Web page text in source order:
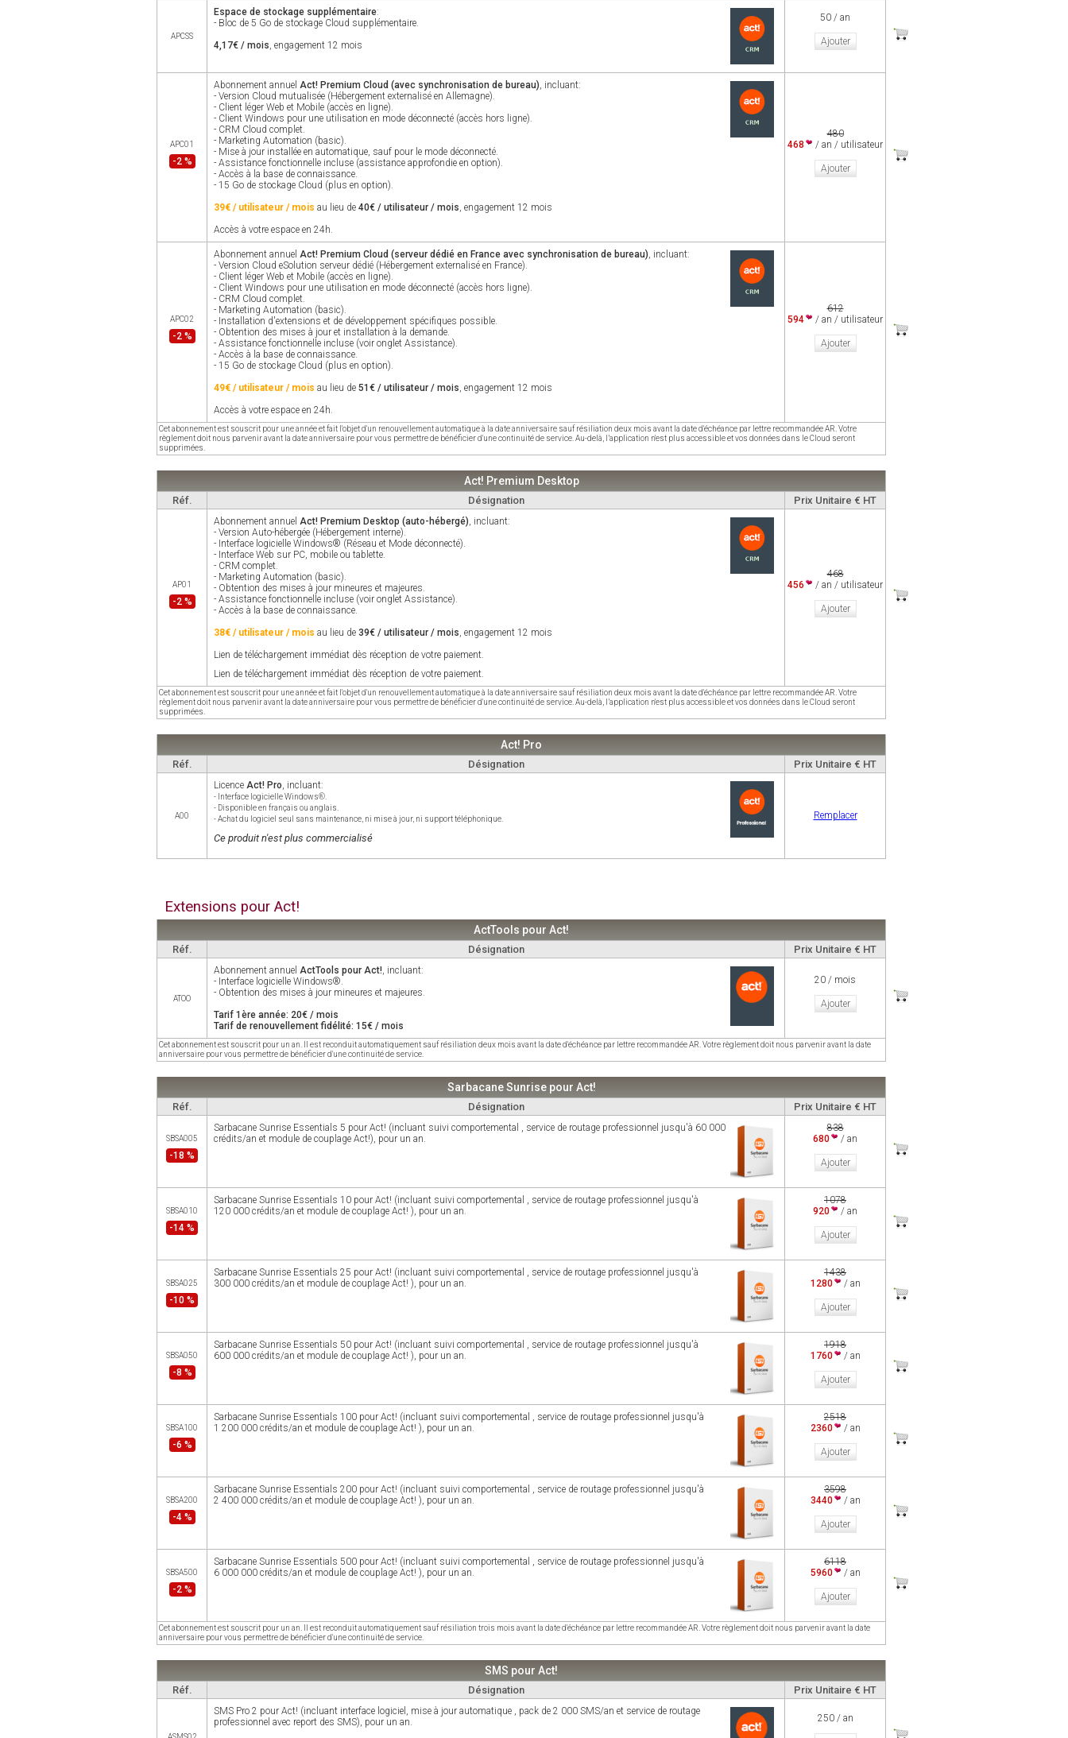
APCSS
Espace de stockage supplémentaire:
- Bloc de 5 Go de stockage Cloud supplémentaire.
4,17€ / mois, engagement 12 mois
50 / an
Ajouter
APC01
-2 %
Abonnement annuel Act! Premium Cloud (avec synchronisation de bureau), incluant:
- Version Cloud mutualisée (Hébergement externalisé en Allemagne).
- Client léger Web et Mobile (accès en ligne).
- Client Windows pour une utilisation en mode déconnecté (accès hors ligne).
- CRM Cloud complet.
- Marketing Automation (basic).
- Mise à jour installée en automatique, sauf pour le mode déconnecté.
- Assistance fonctionnelle incluse (assistance approfondie en option).
- Accès à la base de connaissance.
- 15 Go de stockage Cloud (plus en option).
39€ / utilisateur / mois au lieu de 40€ / utilisateur / mois, engagement 12 mois
Accès à votre espace en 24h.
480
468
/ an / utilisateur
Ajouter
APC02
-2 %
Abonnement annuel Act! Premium Cloud (serveur dédié en France avec synchronisation de bureau), incluant:
- Version Cloud eSolution serveur dédié (Hébergement externalisé en France).
- Client léger Web et Mobile (accès en ligne).
- Client Windows pour une utilisation en mode déconnecté (accès hors ligne).
- CRM Cloud complet.
- Marketing Automation (basic).
- Installation d'extensions et de développement spécifiques possible.
- Obtention des mises à jour et installation à la demande.
- Assistance fonctionnelle incluse (voir onglet Assistance).
- Accès à la base de connaissance.
- 15 Go de stockage Cloud (plus en option).
49€ / utilisateur / mois au lieu de 51€ / utilisateur / mois, engagement 12 mois
Accès à votre espace en 24h.
612
594
/ an / utilisateur
Ajouter
Cet abonnement est souscrit pour une année et fait l'objet d'un renouvellement automatique à la date anniversaire sauf résiliation deux mois avant la date d'échéance par lettre recommandée AR. Votre
règlement doit nous parvenir avant la date anniversaire pour vous permettre de bénéficier d'une continuité de service. Au-delà, l’application n'est plus accessible et vos données dans le Cloud seront
supprimées.
Act! Premium Desktop
Réf. Désignation Prix Unitaire € HT
AP01
-2 %
Abonnement annuel Act! Premium Desktop (auto-hébergé), incluant:
- Version Auto-hébergée (Hébergement interne).
- Interface logicielle Windows® (Réseau et Mode déconnecté).
- Interface Web sur PC, mobile ou tablette.
- CRM complet.
- Marketing Automation (basic).
- Obtention des mises à jour mineures et majeures.
- Assistance fonctionnelle incluse (voir onglet Assistance).
- Accès à la base de connaissance.
38€ / utilisateur / mois au lieu de 39€ / utilisateur / mois, engagement 12 mois
Lien de téléchargement immédiat dès réception de votre paiement.
Lien de téléchargement immédiat dès réception de votre paiement.
468
456
/ an / utilisateur
Ajouter
Cet abonnement est souscrit pour une année et fait l'objet d'un renouvellement automatique à la date anniversaire sauf résiliation deux mois avant la date d'échéance par lettre recommandée AR. Votre
règlement doit nous parvenir avant la date anniversaire pour vous permettre de bénéficier d'une continuité de service. Au-delà, l’application n'est plus accessible et vos données dans le Cloud seront
supprimées.
Act! Pro
Réf. Désignation Prix Unitaire € HT
A00
Licence Act! Pro, incluant:
- Interface logicielle Windows®.
- Disponible en français ou anglais.
- Achat du logiciel seul sans maintenance, ni mise à jour, ni support téléphonique.
Ce produit n'est plus commercialisé
Remplacer
Extensions pour Act!
ActTools pour Act!
Réf. Désignation Prix Unitaire € HT
ATOO
Abonnement annuel ActTools pour Act!, incluant:
- Interface logicielle Windows®.
- Obtention des mises à jour mineures et majeures.
Tarif 1ère année: 20€ / mois
Tarif de renouvellement fidélité: 15€ / mois
20 / mois
Ajouter
Cet abonnement est souscrit pour un an. Il est reconduit automatiquement sauf résiliation deux mois avant la date d'échéance par lettre recommandée AR. Votre règlement doit nous parvenir avant la date
anniversaire pour vous permettre de bénéficier d'une continuité de service.
Sarbacane Sunrise pour Act!
Réf. Désignation Prix Unitaire € HT
SBSA005
-18 %
Sarbacane Sunrise Essentials 5 pour Act! (incluant suivi comportemental , service de routage professionnel jusqu'à 60 000
crédits/an et module de couplage Act!), pour un an.
838
680
/ an
Ajouter
SBSA010
-14 %
Sarbacane Sunrise Essentials 10 pour Act! (incluant suivi comportemental , service de routage professionnel jusqu'à
120 000 crédits/an et module de couplage Act! ), pour un an.
1078
920
/ an
Ajouter
SBSA025
-10 %
Sarbacane Sunrise Essentials 25 pour Act! (incluant suivi comportemental , service de routage professionnel jusqu'à
300 000 crédits/an et module de couplage Act! ), pour un an.
1438
1280
/ an
Ajouter
SBSA050
-8 %
Sarbacane Sunrise Essentials 50 pour Act! (incluant suivi comportemental , service de routage professionnel jusqu'à
600 000 crédits/an et module de couplage Act! ), pour un an.
1918
1760
/ an
Ajouter
SBSA100
-6 %
Sarbacane Sunrise Essentials 100 pour Act! (incluant suivi comportemental , service de routage professionnel jusqu'à
1 200 000 crédits/an et module de couplage Act! ), pour un an.
2518
2360
/ an
Ajouter
SBSA200
-4 %
Sarbacane Sunrise Essentials 200 pour Act! (incluant suivi comportemental , service de routage professionnel jusqu'à
2 400 000 crédits/an et module de couplage Act! ), pour un an.
3598
3440
/ an
Ajouter
SBSA500
-2 %
Sarbacane Sunrise Essentials 500 pour Act! (incluant suivi comportemental , service de routage professionnel jusqu'à
6 000 000 crédits/an et module de couplage Act! ), pour un an.
6118
5960
/ an
Ajouter
Cet abonnement est souscrit pour un an. Il est reconduit automatiquement sauf résiliation trois mois avant la date d'échéance par lettre recommandée AR. Votre règlement doit nous parvenir avant la date
anniversaire pour vous permettre de bénéficier d'une continuité de service.
SMS pour Act!
Réf. Désignation Prix Unitaire € HT
SMS Pro 2 pour Act! (incluant interface logiciel, mise à jour automatique , pack de 2 000 SMS/an et service de routage
professionnel avec report des SMS), pour un an.
250 / an